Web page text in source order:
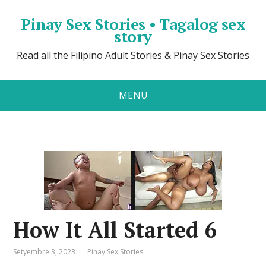
Pinay Sex Stories • Tagalog sex
story
Read all the Filipino Adult Stories & Pinay Sex Stories
MENU
How It All Started 6
Setyembre 3, 2023 Pinay Sex Stories